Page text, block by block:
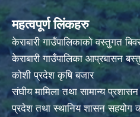
महत्वपूर्ण लिंकहरु
केराबारी गाउँपालिकाको वस्तुगत
केराबारी गाउँपालिका आप्रबासन
कोशी प्रदेश कृषि बजार
संघीय मामिला तथा सामान्य
प्रदेश तथा स्थानिय शासन सहयोग